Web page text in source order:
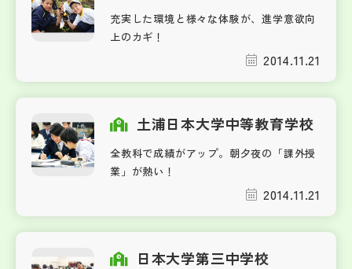
充実した環境と様々な体験が、進学意欲向
上のカギ！
2014.11.21
土浦日本大学中等教育学校
全教科で成績がアップ。朝夕夜の「課外授
業」が熱い！
2014.11.21
日本大学第三中学校